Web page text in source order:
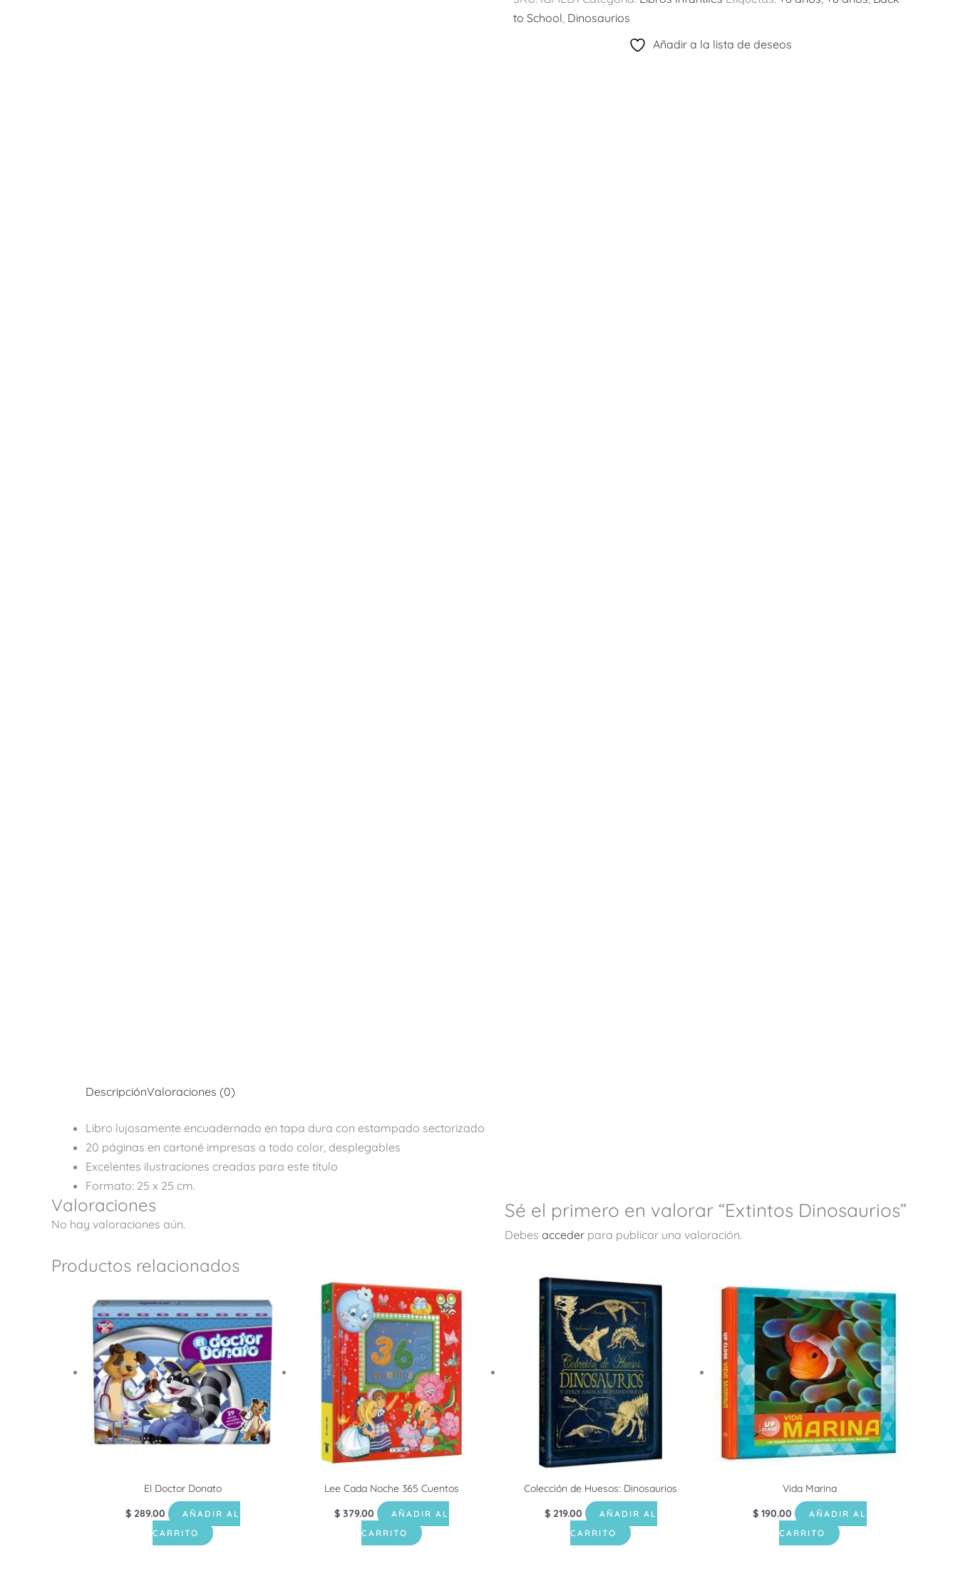
to School Dinosaurios
Añadir a la lista de deseos
DescripciónValoraciones (0)
Libro lujosamente encuadernado en tapa dura con estampado sectorizado
20 páginas en cartoné impresas a todo color, desplegables
Excelentes ilustraciones creadas para este título
Formato: 25 x 25 cm.
Valoraciones
No hay valoraciones aún.
Sé el primero en valorar “Extintos Dinosaurios”
Debes acceder para publicar una valoración.
Productos relacionados
El Doctor Donato
$ 289.00
AÑADIR AL
CARRITO
Lee Cada Noche 365 Cuentos
$ 379.00
AÑADIR AL
CARRITO
Colección de Huesos: Dinosaurios
$219.00
AÑADIR AL
CARRITO
Vida Marina
$190.00
AÑADIR AL
CARRITO